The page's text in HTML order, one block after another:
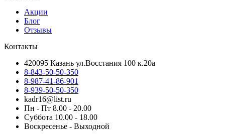
Акции
Блог
Отзывы
Контакты
420095 Казань ул.Восстания 100 к.20а
8-843-50-50-350
8-987-41-86-901
8-939-50-50-350
kadr16@list.ru
Пн - Пт 8.00 - 20.00
Суббота 10.00 - 18.00
Воскресенье - Выходной